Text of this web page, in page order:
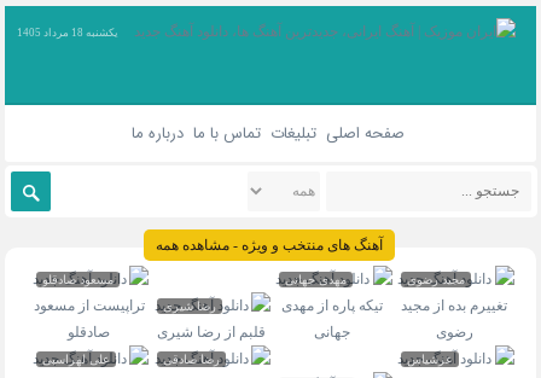
یکشنبه 18 مرداد 1405
صفحه اصلی تبلیغات تماس با ما درباره ما
آهنگ های منتخب و ویژه - مشاهده همه
مجید رضوی
مهدی جهانی
رضا شیری
مسعود صادقلو
عرشیاس
رضا صادقی علی لهراسبی